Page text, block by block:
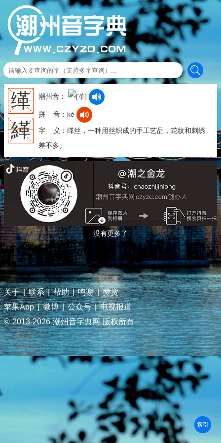
缂
緙
潮州音：
拼 音：kè
字 义：缂丝，一种用丝织成的手工艺品，花纹和刺绣
差不多。
没有更多了
关于 | 联系 | 帮助 | 鸣谢 | 赞赏
苹果App | 微博 | 公众号 | 电视报道
© 2013-2026 潮州音字典网 版权所有
部首
笔划
拼音
潮拼